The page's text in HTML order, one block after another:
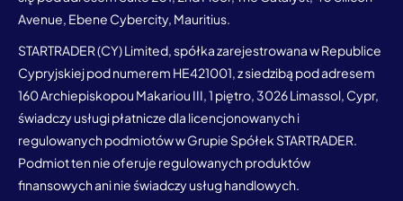
Avenue, Ebene Cybercity, Mauritius.
STARTRADER (CY) Limited, spółka zarejestrowana w Republice
Cypryjskiej pod numerem HE421001, z siedzibą pod adresem
160 Archiepiskopou Makariou III, 1 piętro, 3026 Limassol, Cypr,
świadczy usługi płatnicze dla licencjonowanych i
regulowanych podmiotów w Grupie Spółek STARTRADER.
Podmiot ten nie oferuje regulowanych produktów
finansowych ani nie świadczy usług handlowych.